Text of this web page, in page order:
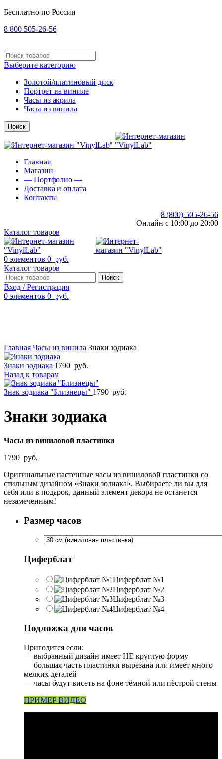
Бесплатно по России
8 800 505-26-56
Выберите категорию
Золотой/платиновый диск
Портрет на виниле
Часы из акрила
Часы из винила
Поиск
Главная
Магазин
— Портфолио —
Доставка и оплата
Контакты
8 (800) 505-26-56
Онлайн с 10:00 до 20:00
Каталог товаров
0 элементов 0 руб.
Каталог товаров
Поиск
Вход / Регистрация
0 элементов 0 руб.
Главная Часы из винила Знаки зодиака
Знаки зодиака 1790 руб.
Назад к товарам
Знак зодиака "Близнецы" 1790 руб.
Знаки зодиака
Часы из виниловой пластинки
1790 руб.
Оригинальные настенные часы из виниловой пластинки со
стильным дизайном «Знаки зодиака». Выбираете ли вы для
себя или в подарок, данный элемент декора не останется
незамеченным!
Размер часов
Циферблат
Циферблат №1
Циферблат №2
Циферблат №3
Циферблат №4
Подложка для часов
Пригодится если:
— выбранный дизайн имеет НЕ круглую форму
— большая часть пластинки вырезана или имеет много
мелких деталей
— часы будут висеть на фоне тёмной или пёстрой стены
ПРИМЕР ВИДЕО